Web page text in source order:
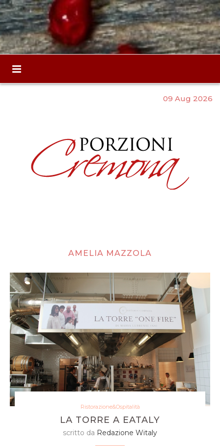
09 Aug 2026
AMELIA MAZZOLA
Ristorazione&Ospitalità
LA TORRE A EATALY
scritto da Redazione Witaly